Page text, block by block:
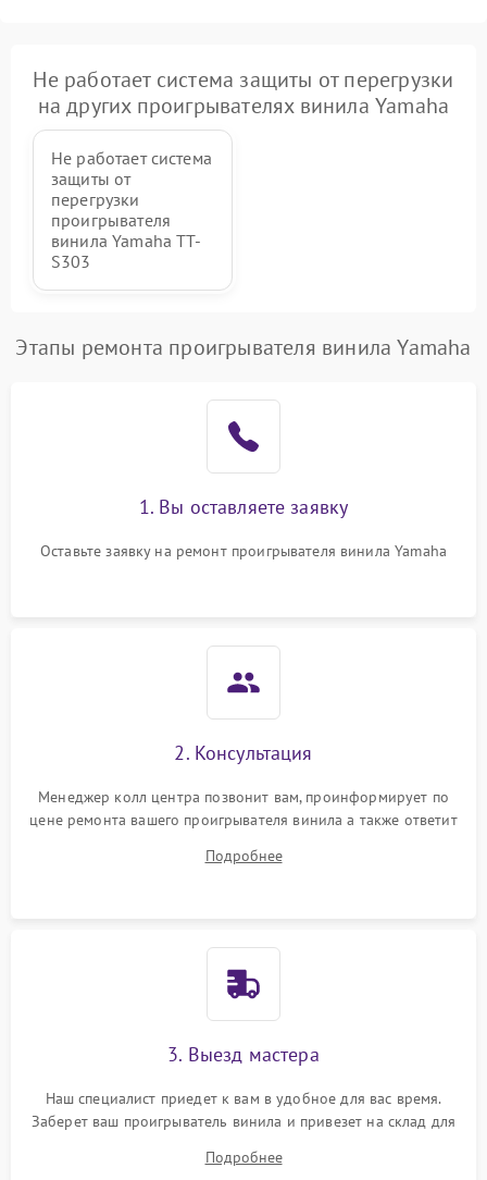
Не работает система защиты от перегрузки
на других проигрывателях винила Yamaha
Не работает система
защиты от
перегрузки
проигрывателя
винила Yamaha TT-
S303
Этапы ремонта проигрывателя винила Yamaha
1. Вы оставляете заявку
Оставьте заявку на ремонт проигрывателя винила Yamaha
2. Консультация
Менеджер колл центра позвонит вам, проинформирует по
цене ремонта вашего проигрывателя винила а также ответит
Подробнее
3. Выезд мастера
Наш специалист приедет к вам в удобное для вас время.
Заберет ваш проигрыватель винила и привезет на склад для
Подробнее